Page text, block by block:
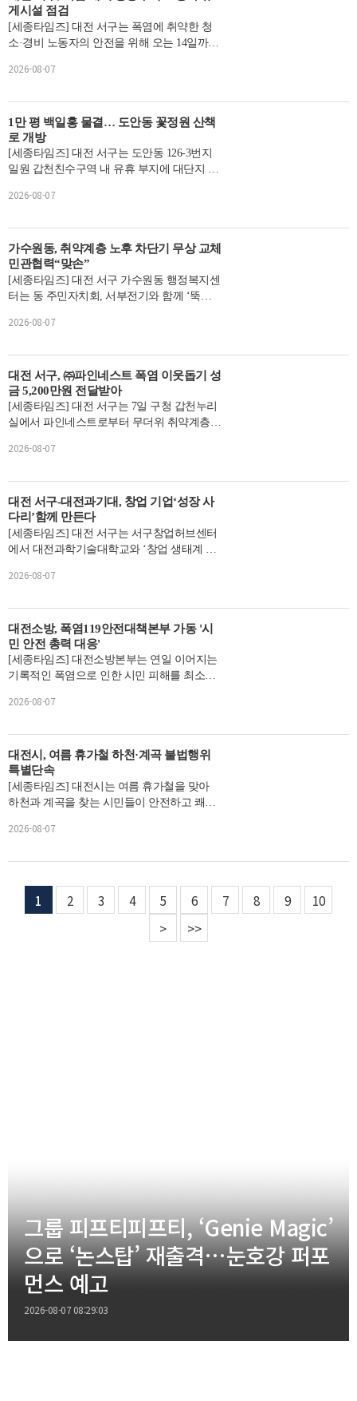
게시설 점검
[세종타임즈] 대전 서구는 폭염에 취약한 청
소·경비 노동자의 안전을 위해 오는 14일까지
한다.점검 대상�...
2026-08-07
1만 평 백일홍 물결… 도안동 꽃정원 산책
로 개방
[세종타임즈] 대전 서구는 도안동 126-3번지
일원 갑천친수구역 내 유휴 부지에 대단지 꽃
개방한다.조성 면...
2026-08-07
가수원동, 취약계층 노후 차단기 무상 교체
민관협력“맞손”
[세종타임즈] 대전 서구 가수원동 행정복지센
터는 동 주민자치회, 서부전기와 함께 ‘뚝딱
사업을 위한 ...
2026-08-07
대전 서구, ㈜파인네스트 폭염 이웃돕기 성
금 5,200만원 전달받아
[세종타임즈] 대전 서구는 7일 구청 갑천누리
실에서 파인네스트로부터 무더위 취약계층을
금은 해당 회사 ...
2026-08-07
대전 서구-대전과기대, 창업 기업‘성장 사
다리’함께 만든다
[세종타임즈] 대전 서구는 서구창업허브센터
에서 대전과학기술대학교와 ‘창업 생태계 활
다고 7일 밝혔...
2026-08-07
대전소방, 폭염119안전대책본부 가동 '시
민 안전 총력 대응'
[세종타임즈] 대전소방본부는 연일 이어지는
기록적인 폭염으로 인한 시민 피해를 최소화
9...
2026-08-07
대전시, 여름 휴가철 하천·계곡 불법행위
특별단속
[세종타임즈] 대전시는 여름 휴가철을 맞아
하천과 계곡을 찾는 시민들이 안전하고 쾌적
2026-08-07
1 2 3 4 5 6 7 8 9
10
>
>>
그룹 피프티피프티, ‘Genie Magic’
으로 ‘논스탑’ 재출격…눈호강 퍼포
먼스 예고
2026-08-07 08:29:03